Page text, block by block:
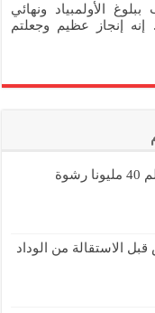
ببلوغ الأولمبياد ونهائي
من 23 سنة’.. إنه إنجاز عظيم وجعلتم
الاستقالة من الوداد